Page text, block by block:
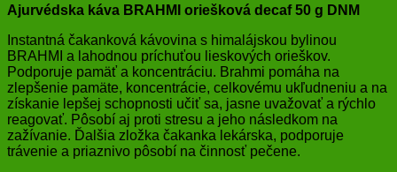
Ajurvédska káva BRAHMI oriešková decaf 50 g DNM
Instantná čakanková kávovina s himalájskou bylinou
BRAHMI a lahodnou príchuťou lieskových orieškov.
Podporuje pamäť a koncentráciu. Brahmi pomáha na
zlepšenie pamäte, koncentrácie, celkovému ukľudneniu a na
získanie lepšej schopnosti učiť sa, jasne uvažovať a rýchlo
reagovať. Pôsobí aj proti stresu a jeho následkom na
zažívanie. Ďalšia zložka čakanka lekárska, podporuje
trávenie a priaznivo pôsobí na činnosť pečene.